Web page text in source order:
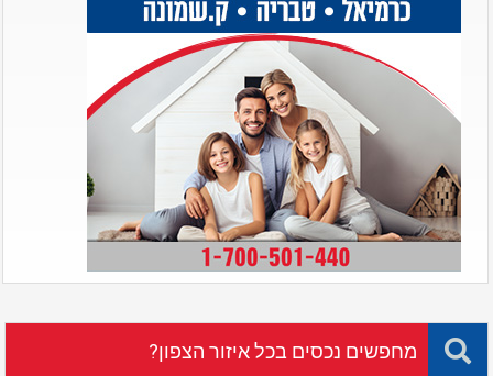
מחפשים נכסים בכל איזור הצפון?